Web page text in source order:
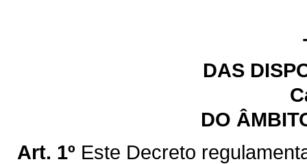
DAS
DO
Art. 1º Este Decreto